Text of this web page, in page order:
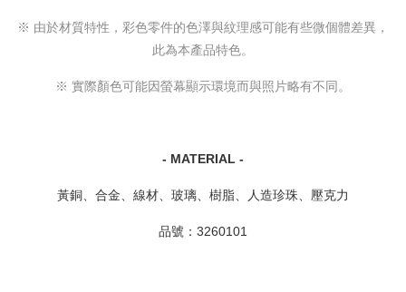
※ 由於材質特性，彩色零件的色澤與紋理感可能有些微個體差異，
此為本產品特色。
※ 實際顏色可能因螢幕顯示環境而與照片略有不同。
- MATERIAL -
黃銅、合金、線材、玻璃、樹脂、人造珍珠、壓克力
品號：3260101